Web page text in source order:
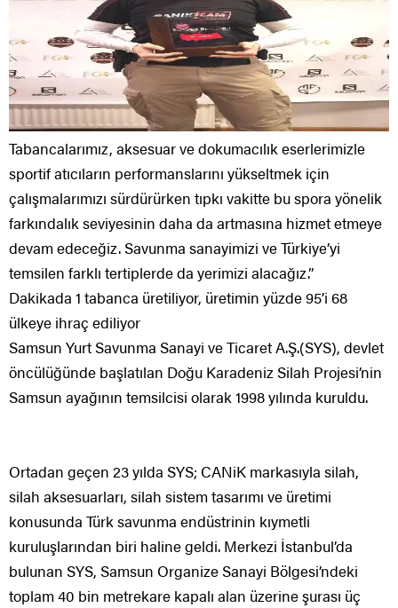
Tabancalarımız, aksesuar ve dokumacılık eserlerimizle
sportif atıcıların performanslarını yükseltmek için
çalışmalarımızı sürdürürken tıpkı vakitte bu spora yönelik
farkındalık seviyesinin daha da artmasına hizmet etmeye
devam edeceğiz. Savunma sanayimizi ve Türkiye’yi
temsilen farklı tertiplerde da yerimizi alacağız.”
Dakikada 1 tabanca üretiliyor, üretimin yüzde 95’i 68
ülkeye ihraç ediliyor
Samsun Yurt Savunma Sanayi ve Ticaret A.Ş.(SYS), devlet
öncülüğünde başlatılan Doğu Karadeniz Silah Projesi’nin
Samsun ayağının temsilcisi olarak 1998 yılında kuruldu.
Ortadan geçen 23 yılda SYS; CANiK markasıyla silah,
silah aksesuarları, silah sistem tasarımı ve üretimi
konusunda Türk savunma endüstrinin kıymetli
kuruluşlarından biri haline geldi. Merkezi İstanbul’da
bulunan SYS, Samsun Organize Sanayi Bölgesi’ndeki
toplam 40 bin metrekare kapalı alan üzerine şurası üç